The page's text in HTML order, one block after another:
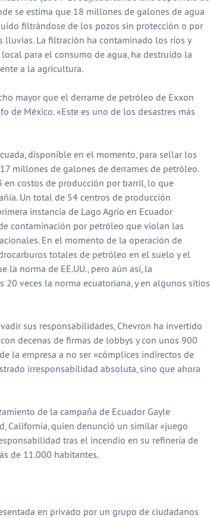
se estima que 18 millones de galones de agua
filtrándose de los pozos sin protección o por
lluvias. La filtración ha contaminado los ríos y
para el consumo de agua, ha destruido la
a la agricultura.
mayor que el derrame de petróleo de Exxon
de México. «Este es uno de los desastres más
disponible en el momento, para sellar los
millones de galones de derrames de petróleo.
en costos de producción por barril, lo que
Un total de 54 centros de producción
instancia de Lago Agrio en Ecuador
contaminación por petróleo que violan las
En el momento de la operación de
totales de petróleo en el suelo y el
la norma de EE.UU., pero aún así, la
veces la norma ecuatoriana, y en algunos sitios,
sus responsabilidades, Chevron ha invertido
decenas de firmas de lobbys y con unos 900
la empresa a no ser «cómplices indirectos de
irresponsabilidad absoluta, sino que ahora
de la campaña de Ecuador Gayle
California, quien denunció un similar «juego
tras el incendio en su refinería de
de 11.000 habitantes.
en privado por un grupo de ciudadanos